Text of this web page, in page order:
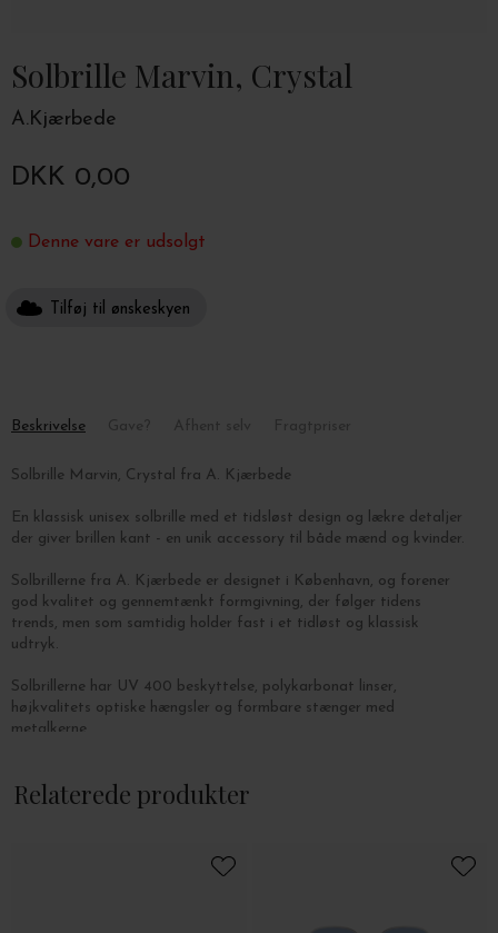
Solbrille Marvin, Crystal
A.Kjærbede
DKK 0,00
Denne vare er udsolgt
Tilføj til ønskeskyen
Beskrivelse
Solbrille Marvin, Crystal fra A. Kjærbede
En klassisk unisex solbrille med et tidsløst design og lækre detaljer
der giver brillen kant - en unik accessory til både mænd og kvinder.
Solbrillerne fra A. Kjærbede er designet i København, og forener
god kvalitet og gennemtænkt formgivning, der følger tidens
trends, men som samtidig holder fast i et tidløst og klassisk
udtryk.
Solbrillerne har UV 400 beskyttelse, polykarbonat linser,
højkvalitets optiske hængsler og formbare stænger med
metalkerne.
Relaterede produkter